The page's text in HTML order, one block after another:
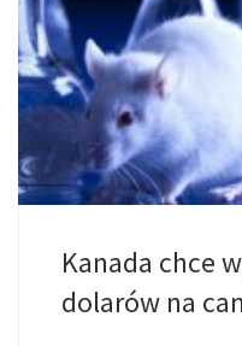
Kanada chce wydać 274
egzekwowania prawa […]
Kanada chce
dolarów na